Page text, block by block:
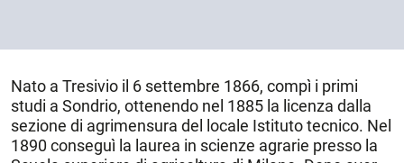
Nato a Tresivio il 6 settembre 1866, compì i primi
studi a Sondrio, ottenendo nel 1885 la licenza dalla
sezione di agrimensura del locale Istituto tecnico. Nel
1890 conseguì la laurea in scienze agrarie presso la